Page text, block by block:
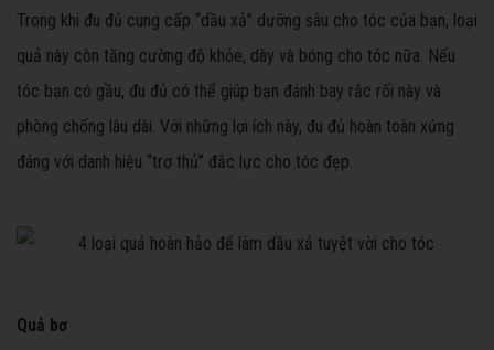
Trong khi đu đủ cung cấp “dầu xả” dưỡng sâu cho tóc của bạn, loại
quả này còn tăng cường độ khỏe, dày và bóng cho tóc nữa. Nếu
tóc bạn có gầu, đu đủ có thể giúp bạn đánh bay rắc rối này và
phòng chống lâu dài. Với những lợi ích này, đu đủ hoàn toàn xứng
đáng với danh hiệu “trợ thủ” đắc lực cho tóc đẹp.
Quả bơ